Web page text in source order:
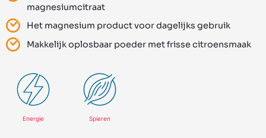
magnesiumcitraat
Het magnesium product voor dagelijks gebruik
Makkelijk oplosbaar poeder met frisse citroensmaak
Energie Spieren